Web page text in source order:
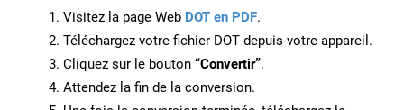
Visitez la page Web DOT en PDF.
Téléchargez votre fichier DOT depuis votre appareil.
Cliquez sur le bouton “Convertir”.
Attendez la fin de la conversion.